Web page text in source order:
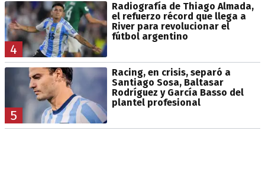
4
Radiografía de Thiago Almada,
el refuerzo récord que llega a
River para revolucionar el
fútbol argentino
5
Racing, en crisis, separó a
Santiago Sosa, Baltasar
Rodríguez y García Basso del
plantel profesional